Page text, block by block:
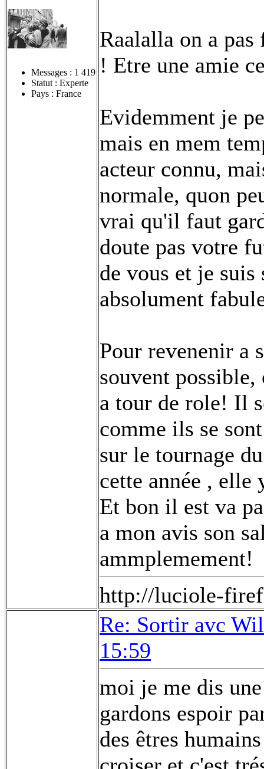
Messages : 1 419
Statut : Experte
Pays : France
Raalalla on a
! Etre une amie
Evidemment je
mais en mem
acteur connu,
normale, quon
vrai qu'il faut
doute pas votre
de vous et je suis
absolument
Pour revenenir a
souvent possible,
a tour de role! Il
comme ils se
sur le tournage
cette année , elle
Et bon il est va
a mon avis son
ammplemement!
http://luciole-
Re: Sortir avc
15:59
moi je me dis
gardons espoir
des êtres